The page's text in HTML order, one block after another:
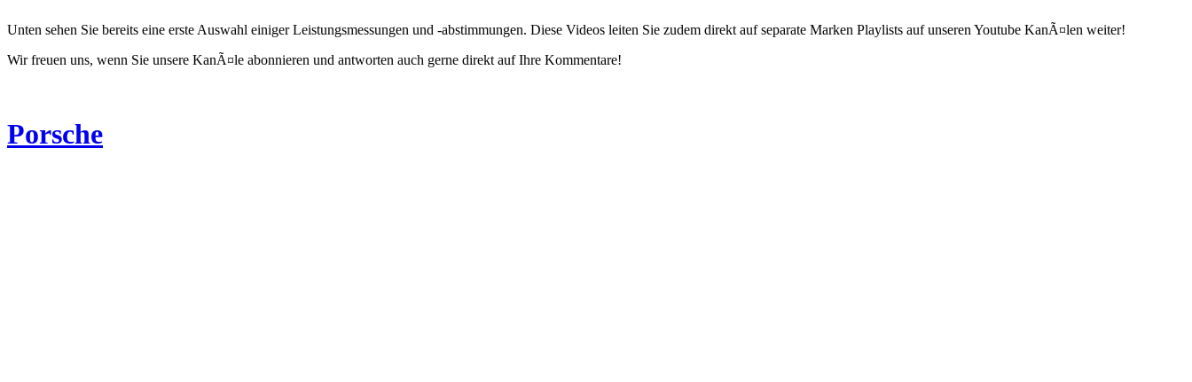
Unten sehen Sie bereits eine erste Auswahl einiger Leistungsmessungen und -abstimmungen. Diese Videos leiten Sie zudem direkt auf separate Marken Playlists auf unseren Youtube KanÃ¤len weiter!
Wir freuen uns, wenn Sie unsere KanÃ¤le abonnieren und antworten auch gerne direkt auf Ihre Kommentare!
Porsche